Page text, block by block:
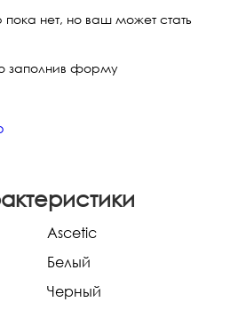
пока нет, но ваш может стать
заполнив форму
Ascetic
Белый
Черный